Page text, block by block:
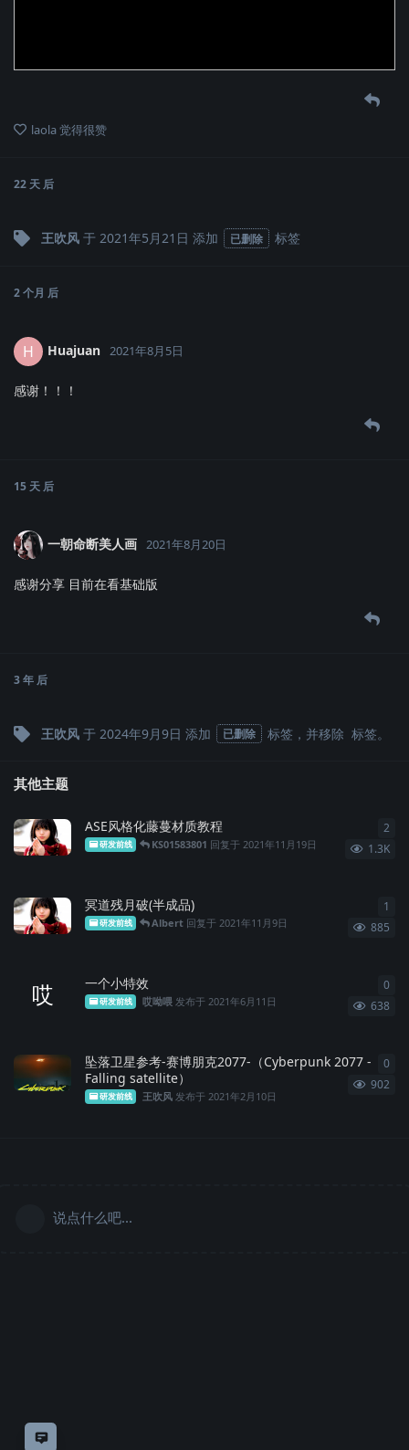
意见反馈
laola觉得很赞
22 天 后
王吹风 于 2021年5月21日 添加 已删除 标签
2 个月 后
H Huajuan 2021年8月5日
感谢！！！
15 天 后
一朝命断美人画 2021年8月20日
感谢分享 目前在看基础版
3 年 后
王吹风 于 2024年9月9日 添加 已删除 标签 ，并移除 标签。
其他主题
ASE风格化藤蔓材质教程
研发前线 KS01583801 回复于 2021年11月19日 1.3K
2
冥道残月破(半成品)
研发前线 Albert 回复于 2021年11月9日 885
1
哎 一个小特效
研发前线 哎呦喂 发布于 2021年6月11日 638
0
坠落卫星参考-赛博朋克2077-（Cyberpunk 2077 -
Falling satellite）
研发前线 王吹风 发布于 2021年2月10日
902
0
说点什么吧...